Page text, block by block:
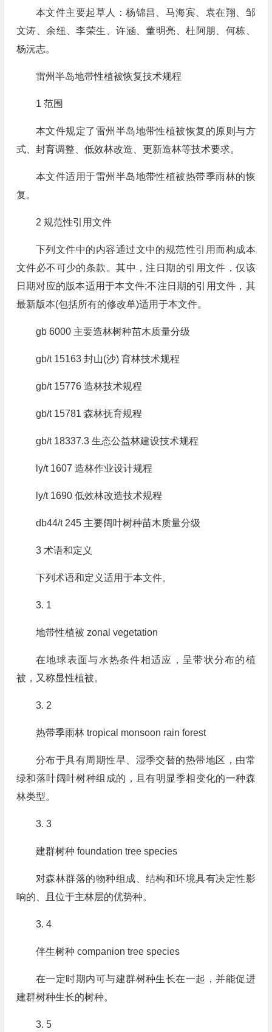
本文件主要起草人：杨锦昌、马海宾、袁在翔、邹
文涛、余纽、李荣生、许涵、董明亮、杜阿朋、何栋、
杨沅志。
雷州半岛地带性植被恢复技术规程
1 范围
本文件规定了雷州半岛地带性植被恢复的原则与方
式、封育调整、低效林改造、更新造林等技术要求。
本文件适用于雷州半岛地带性植被热带季雨林的恢
复。
2 规范性引用文件
下列文件中的内容通过文中的规范性引用而构成本
文件必不可少的条款。其中，注日期的引用文件，仅该
日期对应的版本适用于本文件;不注日期的引用文件，其
最新版本(包括所有的修改单)适用于本文件。
gb 6000 主要造林树种苗木质量分级
gb/t 15163 封山(沙) 育林技术规程
gb/t 15776 造林技术规程
gb/t 15781 森林抚育规程
gb/t 18337.3 生态公益林建设技术规程
ly/t 1607 造林作业设计规程
ly/t 1690 低效林改造技术规程
db44/t 245 主要阔叶树种苗木质量分级
3 术语和定义
下列术语和定义适用于本文件。
3. 1
地带性植被 zonal vegetation
在地球表面与水热条件相适应，呈带状分布的植
被，又称显性植被。
3. 2
热带季雨林 tropical monsoon rain forest
分布于具有周期性旱、湿季交替的热带地区，由常
绿和落叶阔叶树种组成的，且有明显季相变化的一种森
林类型。
3. 3
建群树种 foundation tree species
对森林群落的物种组成、结构和环境具有决定性影
响的、且位于主林层的优势种。
3. 4
伴生树种 companion tree species
在一定时期内可与建群树种生长在一起，并能促进
建群树种生长的树种。
3. 5